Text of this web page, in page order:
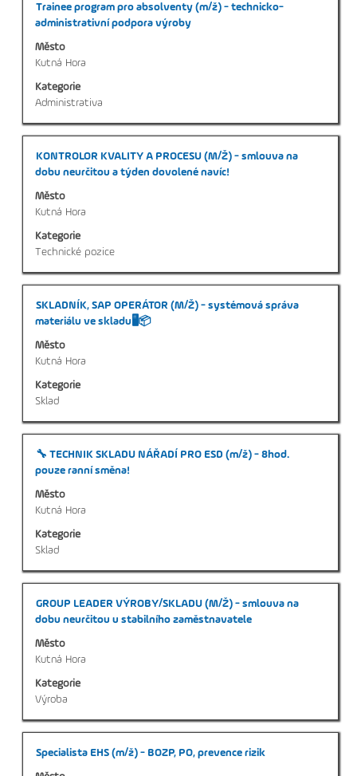
Titul
Trainee program pro absolventy (m/ž) - technicko-
administrativní podpora výroby
Město
Kutná Hora
Kategorie
Administrativa
Vyberte
mezerníkem
zobrazení
veškerých
o
profesi.
Titul
KONTROLOR KVALITY A PROCESU (M/Ž) - smlouva na
dobu neurčitou a týden dovolené navíc!
Město
Kutná Hora
Kategorie
Technické pozice
Vyberte
mezerníkem
zobrazení
veškerých
o
profesi.
Titul
SKLADNÍK, SAP OPERÁTOR (M/Ž) - systémová správa
materiálu ve skladu🖥️📦
Město
Kutná Hora
Kategorie
Sklad
Vyberte
mezerníkem
zobrazení
veškerých
o
profesi.
Titul
🔧 TECHNIK SKLADU NÁŘADÍ PRO ESD (m/ž) - 8hod.
pouze ranní směna!
Město
Kutná Hora
Kategorie
Sklad
Vyberte
mezerníkem
zobrazení
veškerých
o
profesi.
Titul
GROUP LEADER VÝROBY/SKLADU (M/Ž) - smlouva na
dobu neurčitou u stabilního zaměstnavatele
Město
Kutná Hora
Kategorie
Výroba
Vyberte
mezerníkem
zobrazení
veškerých
o
profesi.
Titul
Specialista EHS (m/ž) - BOZP, PO, prevence rizik
Vyberte
mezerníkem